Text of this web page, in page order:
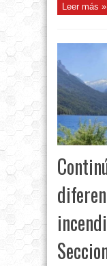
Leer más »